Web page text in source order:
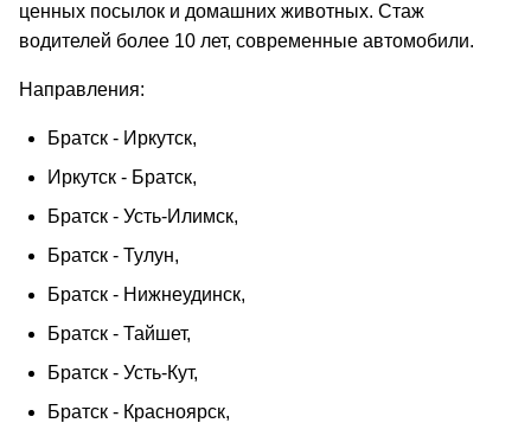
ценных посылок и домашних животных. Стаж
водителей более 10 лет, современные автомобили.
Направления:
Братск - Иркутск,
Иркутск - Братск,
Братск - Усть-Илимск,
Братск - Тулун,
Братск - Нижнеудинск,
Братск - Тайшет,
Братск - Усть-Кут,
Братск - Красноярск,